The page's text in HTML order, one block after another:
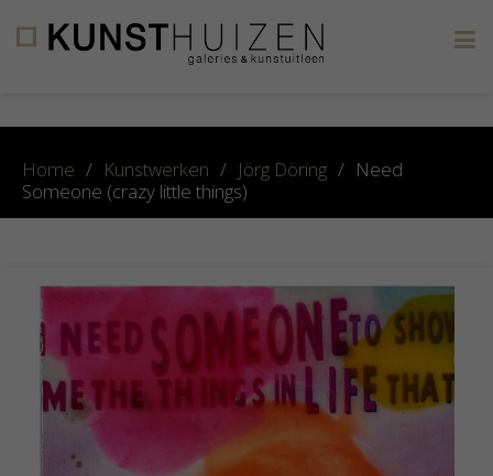
Home / Kunstwerken / Jörg Döring / Need
Someone (crazy little things)